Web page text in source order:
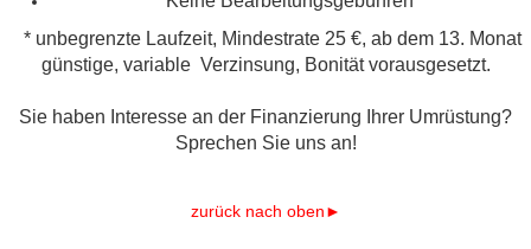
* unbegrenzte Laufzeit, Mindestrate 25 €, ab dem 13. Monat
günstige, variable Verzinsung, Bonität vorausgesetzt.
Sie haben Interesse an der Finanzierung Ihrer Umrüstung?
Sprechen Sie uns an!
zurück nach oben►